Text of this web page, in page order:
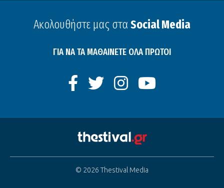
Ακολουθήστε μας στα Social Media
ΓΙΑ ΝΑ ΤΑ ΜΑΘΑΙΝΕΤΕ ΟΛΑ ΠΡΩΤΟΙ
© 2026 Thestival Media